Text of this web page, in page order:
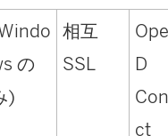
の
)
相互
SSL
D
ct